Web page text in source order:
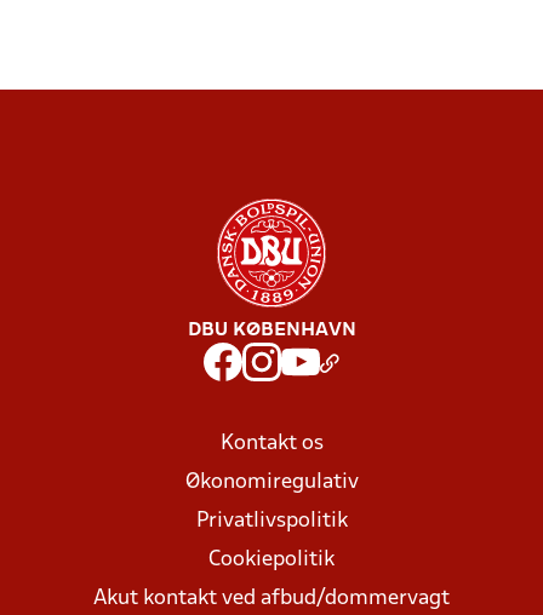
DBU KØBENHAVN
Kontakt os
Økonomiregulativ
Privatlivspolitik
Cookiepolitik
Akut kontakt ved afbud/dommervagt